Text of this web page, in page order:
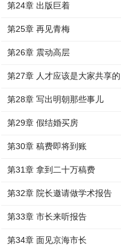
第24章 出版巨着
第25章 再见青梅
第26章 震动高层
第27章 人才应该是大家共享的
第28章 写出明朝那些事儿
第29章 假结婚买房
第30章 稿费即将到账
第31章 拿到二十万稿费
第32章 院长邀请做学术报告
第33章 市长来听报告
第34章 面见京海市长